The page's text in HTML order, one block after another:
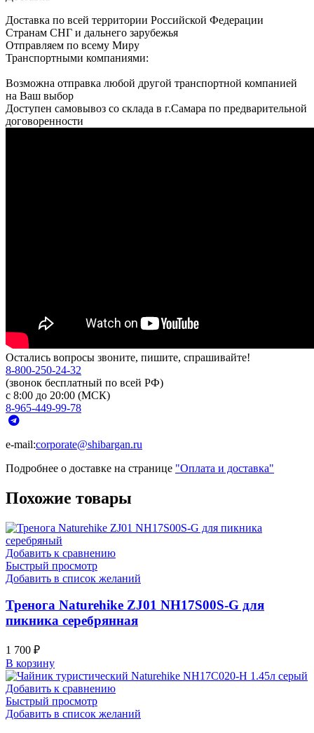
Доставка по всей территории Российской Федерации
Странам СНГ и дальнего зарубежья
Отправляем по всему Миру
Транспортными компаниями:
Возможна отправка любой другой транспортной компанией
на Ваш выбор
Доступен самовывоз со склада в г.Самара по предварительной
договоренности
Остались вопросы звоните, пишите, спрашивайте!
8-800-250-24-32
(звонок бесплатный по всей РФ)
с 8:00 до 20:00 (МСК)
8-965-449-99-78
e-mail:corporate@shibargan.ru
Подробнее о доставке на странице "Оплата и доставка"
Похожие товары
Добавить к сравнению
Быстрый просмотр
Добавить в список желаний
Тренога Naturehike ZJ01 NH17S00S-G для
пикника серебрянная
1 700 ₽
В корзину
Добавить к сравнению
Быстрый просмотр
Добавить в список желаний